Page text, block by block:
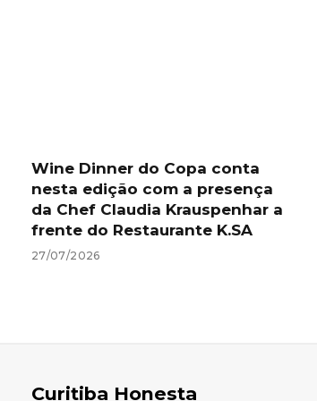
Wine Dinner do Copa conta
nesta edição com a presença
da Chef Claudia Krauspenhar a
frente do Restaurante K.SA
27/07/2026
Curitiba Honesta